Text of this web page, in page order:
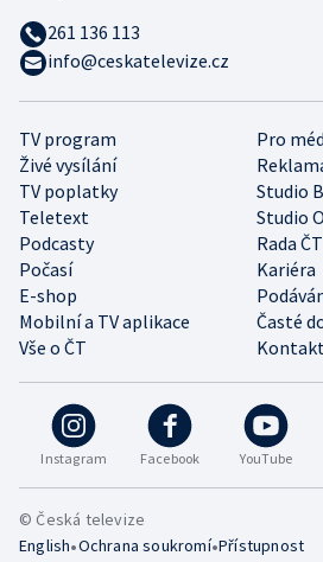
Instagram Facebook YouTube
TV program
Pro
Živé vysílání
TV poplatky
Studio
Teletext
Studio
Podcasty
Rada ČT
Počasí
Kariéra
E-shop
Mobilní a TV aplikace
Časté
Vše o ČT
261 136 113
info@ceskatelevize.cz
© Česká televize
English•Ochrana soukromí•Přístupnost